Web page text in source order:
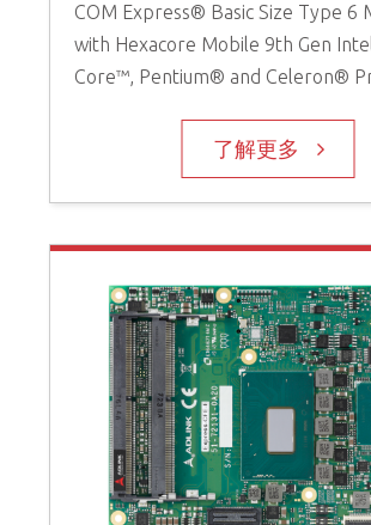
COM Express® Basic Size Type 6
with Hexacore Mobile 9th Gen
Core™, Pentium® and Celeron®
了解更多